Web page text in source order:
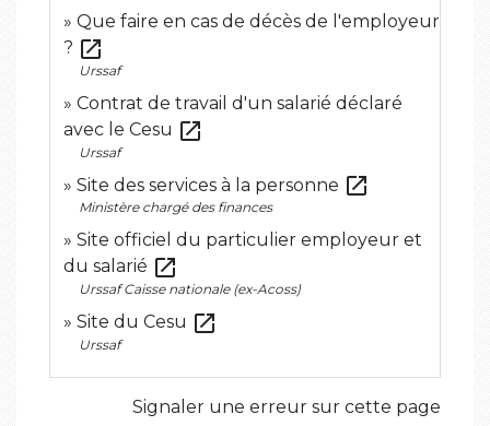
Que faire en cas de décès de l'employeur
? open_in_new
Urssaf
Contrat de travail d'un salarié déclaré
avec le Cesu open_in_new
Urssaf
Site des services à la personne open_in_new
Ministère chargé des finances
Site officiel du particulier employeur et
du salarié open_in_new
Urssaf Caisse nationale (ex-Acoss)
Site du Cesu open_in_new
Urssaf
Signaler une erreur sur cette page